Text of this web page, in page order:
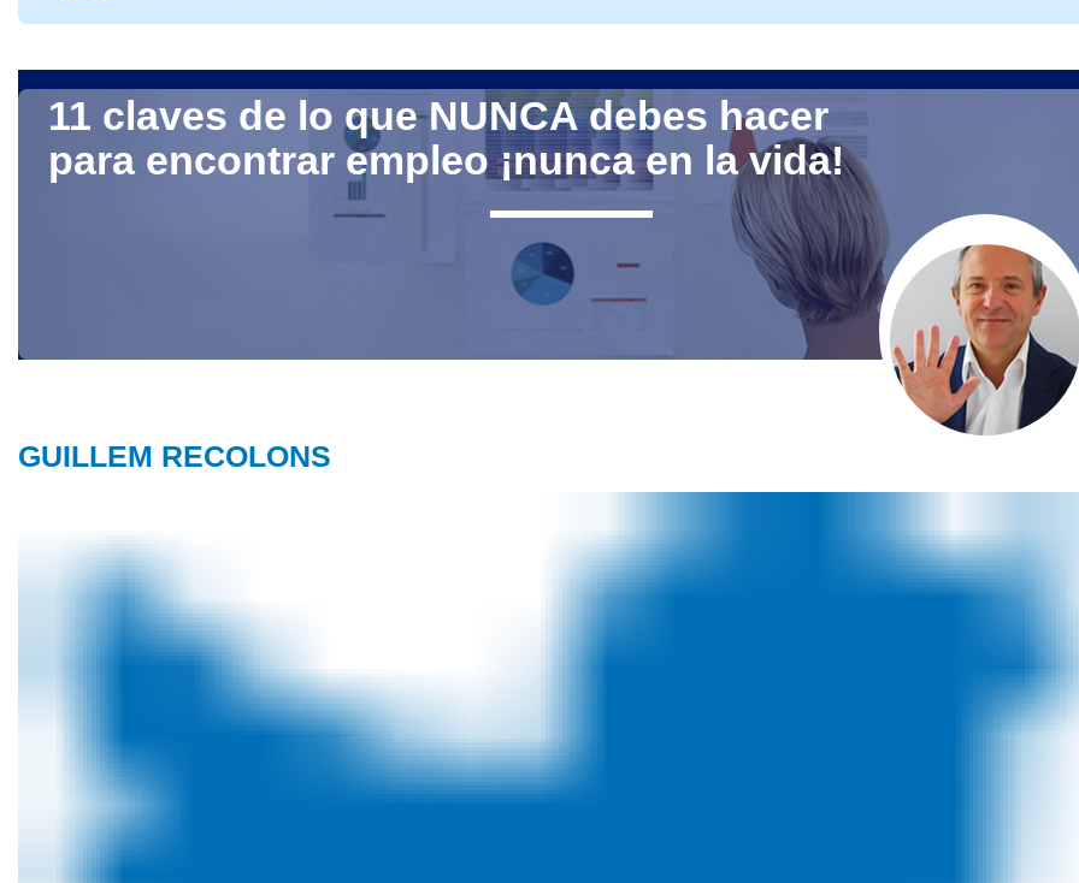
11 claves de lo que NUNCA debes hacer
para encontrar empleo ¡nunca en la vida!
GUILLEM RECOLONS